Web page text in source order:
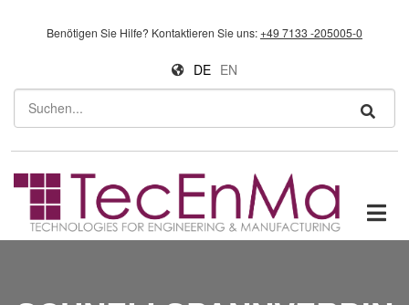
Benötigen Sie Hilfe? Kontaktieren Sie uns:+49 7133 -205005-0
DE EN
Suchen